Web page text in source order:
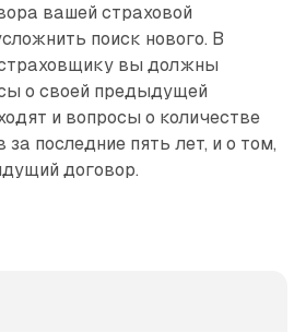
вашей страховой
поиск нового. В
вы должны
о своей предыдущей
и вопросы о количестве
последние пять лет, и о том,
договор.